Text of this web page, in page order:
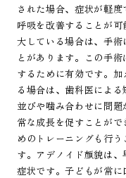
された場合、症状が軽
呼吸を改善することが
大している場合は、手
とがあります。この手
するために有効です。
る場合は、歯科医によ
並びや噛み合わせに問
常な成長を促すことが
めのトレーニングも行
す。アデノイド顔貌は
症状です。子どもが常